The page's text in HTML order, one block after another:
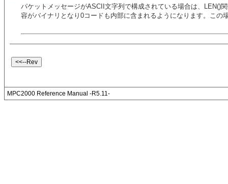
パケットメッセージがASCII文字列で構成されている場合は、LEN()
容がバイナリとなり0コードも内部に含まれるようになります。こ
MPC2000 Reference Manual -R5.11-